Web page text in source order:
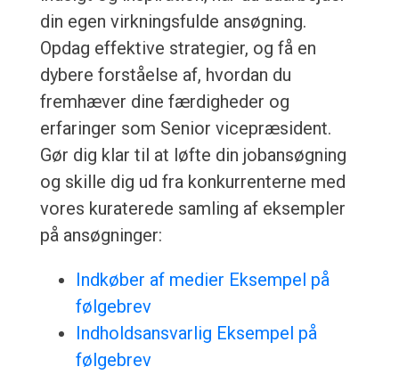
din egen virkningsfulde ansøgning.
Opdag effektive strategier, og få en
dybere forståelse af, hvordan du
fremhæver dine færdigheder og
erfaringer som Senior vicepræsident.
Gør dig klar til at løfte din jobansøgning
og skille dig ud fra konkurrenterne med
vores kuraterede samling af eksempler
på ansøgninger:
Indkøber af medier Eksempel på
følgebrev
Indholdsansvarlig Eksempel på
følgebrev